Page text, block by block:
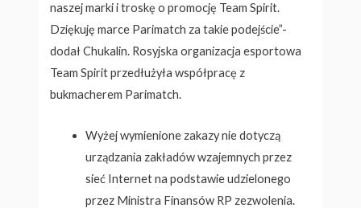
naszej marki i troskę o promocję Team Spirit.
Dziękuję marce Parimatch za takie podejście”-
dodał Chukalin. Rosyjska organizacja esportowa
Team Spirit przedłużyła współpracę z
bukmacherem Parimatch.
Wyżej wymienione zakazy nie dotyczą
urządzania zakładów wzajemnych przez
sieć Internet na podstawie udzielonego
przez Ministra Finansów RP zezwolenia.